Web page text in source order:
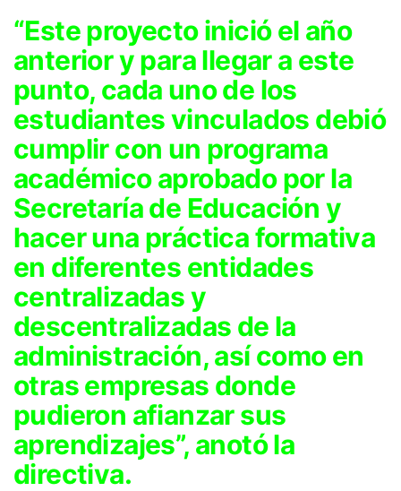
“Este proyecto inició el año
anterior y para llegar a este
punto, cada uno de los
estudiantes vinculados debió
cumplir con un programa
académico aprobado por la
Secretaría de Educación y
hacer una práctica formativa
en diferentes entidades
centralizadas y
descentralizadas de la
administración, así como en
otras empresas donde
pudieron afianzar sus
aprendizajes”, anotó la
directiva.